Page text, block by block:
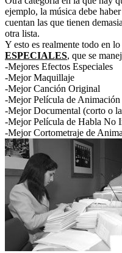
ejemplo, la música debe
cuentan las que tienen
otra lista.
Y esto es realmente todo en
ESPECIALES, que se
-Mejores Efectos Especiales
-Mejor Maquillaje
-Mejor Canción Original
-Mejor Película de Animación
-Mejor Documental (corto o
-Mejor Película de Habla No
-Mejor Cortometraje de